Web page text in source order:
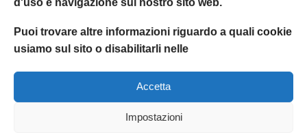
Puoi trovare altre informazioni riguardo a quali cookie
usiamo sul sito o disabilitarli nelle
Accetta
Impostazioni
Impugnatura ergonomica e catenina in metallo, ecco cosa
caratterizza il guinzaglio per cani Ergocomfort Metal GM.
Portare fuori il vostro amico a quattro zampe non sarà mai
stato così facile e pratico! Pensato, in particolare, per tutti
quei cani che hanno la brutta abitudine di mordere la